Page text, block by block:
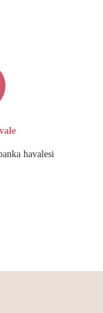
havalesi